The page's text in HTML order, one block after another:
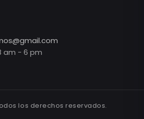
am - 6 pm
los derechos reservados.